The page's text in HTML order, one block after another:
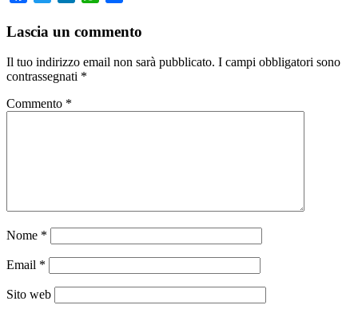
Lascia un commento
Il tuo indirizzo email non sarà pubblicato. I campi obbligatori sono
contrassegnati *
Commento *
Nome *
Email *
Sito web